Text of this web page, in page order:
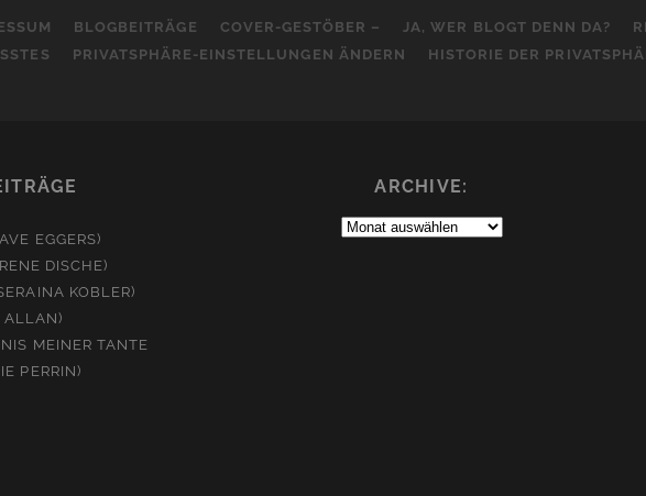
BLOGBEITRÄGE COVER-GESTÖBER – JA, WER BLOGT DENN DA?
PRIVATSPHÄRE-EINSTELLUNGEN ÄNDERN HISTORIE DER
EGGERS)
DISCHE)
KOBLER)
ALLAN)
MEINER TANTE
PERRIN)
ARCHIVE:
Archive: